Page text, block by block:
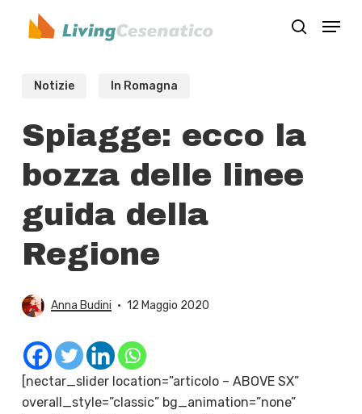
search
Menu
Notizie In Romagna
Spiagge: ecco la
bozza delle linee
guida della
Regione
Anna Budini 12 Maggio 2020
[nectar_slider location=”articolo – ABOVE SX”
overall_style=”classic” bg_animation=”none”